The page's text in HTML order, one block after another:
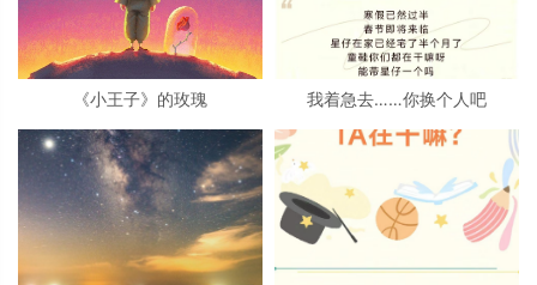
《小王子》的玫瑰 我着急去……你换个人吧